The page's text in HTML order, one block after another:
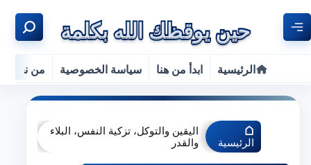
الرئيسية ابدأ من هنا سياسة الخصوصية من نحن
الرئيسية
اليقين والتوكل، تزكية النفس، البلاء
والقدر